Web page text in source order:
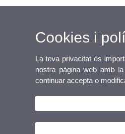
Cookies i
La teva privacitat és
nostra pàgina web amb
continuar accepta o